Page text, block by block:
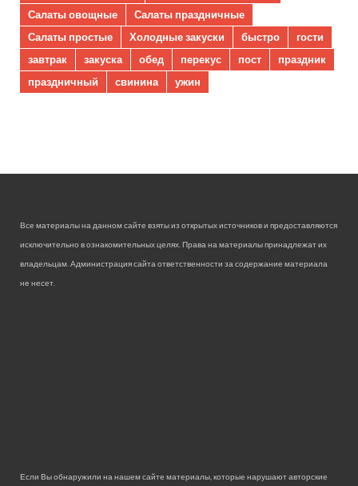
Салаты овощные
Салаты праздничные
Салаты простые
Холодные закуски быстро
гости
завтрак
закуска обед перекус пост
праздник
праздничный
свинина ужин
Все материалы на данном сайте взяты из открытых источников и предоставляются
исключительно в ознакомительных целях. Права на материалы принадлежат их
владельцам. Администрация сайта ответственности за содержание материала
не несет.
Если Вы обнаружили на нашем сайте материалы, которые нарушают авторские